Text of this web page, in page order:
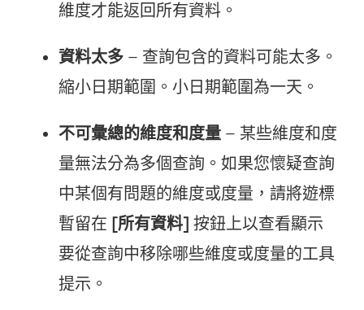
維度才能返回所有資料。
資料太多 – 查詢包含的資料可能太多。
縮小日期範圍。小日期範圍為一天。
不可彙總的維度和度量 – 某些維度和度
量無法分為多個查詢。如果您懷疑查詢
中某個有問題的維度或度量，請將遊標
暫留在 [所有資料] 按鈕上以查看顯示
要從查詢中移除哪些維度或度量的工具
提示。